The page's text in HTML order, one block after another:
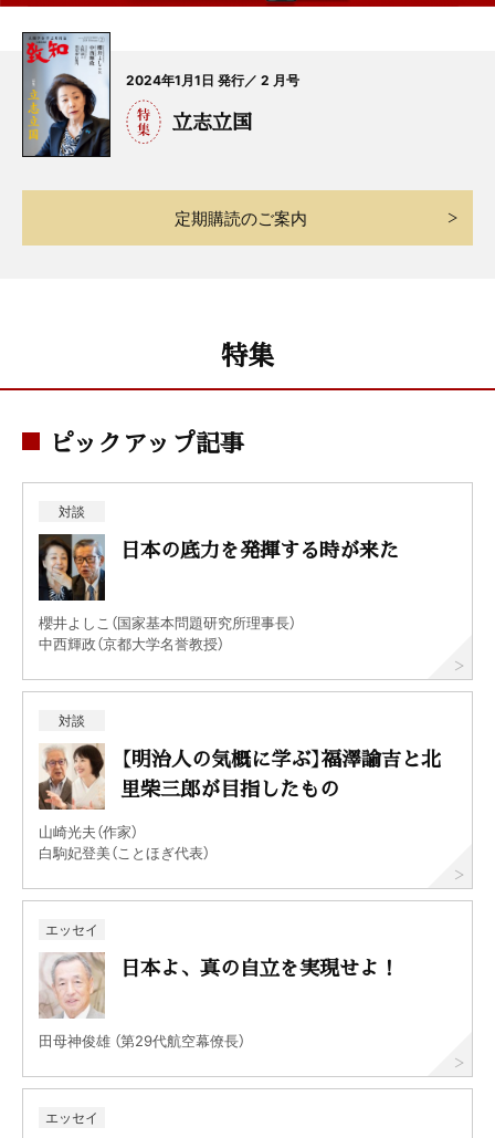
2024年1月1日 発行／ 2 月号
立志立国
定期購読のご案内
特集
ピックアップ記事
対談
日本の底力を発揮する時が来た
櫻井よしこ（国家基本問題研究所理事長）
中西輝政（京都大学名誉教授）
対談
【明治人の気概に学ぶ】福澤諭吉と北
里柴三郎が目指したもの
山崎光夫（作家）
白駒妃登美（ことほぎ代表）
エッセイ
日本よ、真の自立を実現せよ！
田母神俊雄 （第29代航空幕僚長）
エッセイ